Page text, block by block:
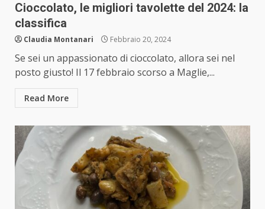
Cioccolato, le migliori tavolette del 2024: la
classifica
Claudia Montanari Febbraio 20, 2024
Se sei un appassionato di cioccolato, allora sei nel
posto giusto! Il 17 febbraio scorso a Maglie,...
Read More